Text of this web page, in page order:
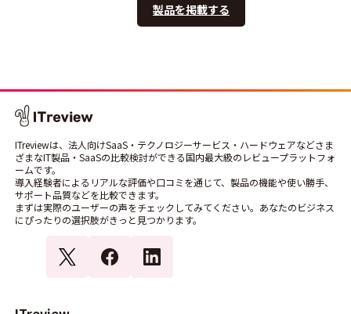
製品を掲載する
ITreviewは、法人向けSaaS・テクノロジーサービス・ハードウェアなどさま
ざまなIT製品・SaaSの比較検討ができる国内最大級のレビュープラットフォ
ームです。
導入経験者によるリアルな評価や口コミを通じて、製品の機能や使い勝手、
サポート品質などを比較できます。
まずは実際のユーザーの声をチェックしてみてください。あなたのビジネス
にぴったりの選択肢がきっと見つかります。